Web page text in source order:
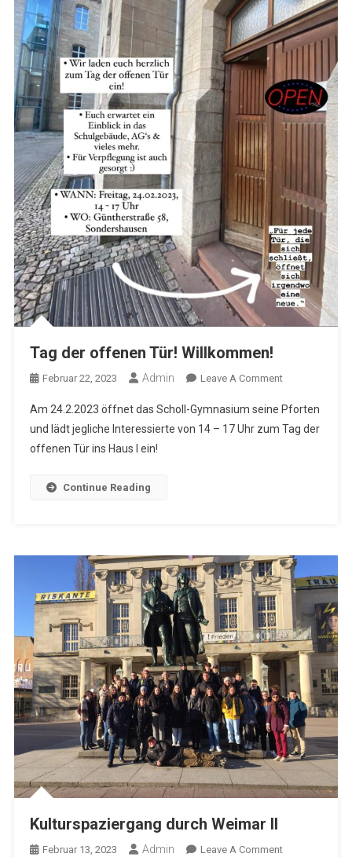
Tag der offenen Tür! Willkommen!
Februar 22, 2023 Admin Leave A CommentOn
Der
Offenen
Am 24.2.2023 öffnet das Scholl-Gymnasium seine Pforten
und lädt jegliche Interessierte von 14 – 17 Uhr zum Tag der
offenen Tür ins Haus I ein!
Continue Reading
Kulturspaziergang durch Weimar II
Februar 13, 2023 Admin Leave A CommentOn